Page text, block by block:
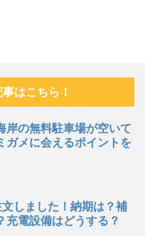
はこちら！
岸の無料駐車場が空いて
ガメに会えるポイントを
文しました！納期は？補
充電設備はどうする？